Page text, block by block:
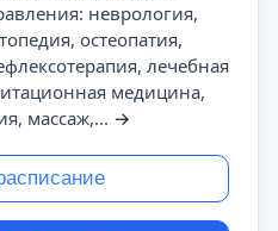
неврология,
остеопатия,
лечебная
медицина,
массаж,... →